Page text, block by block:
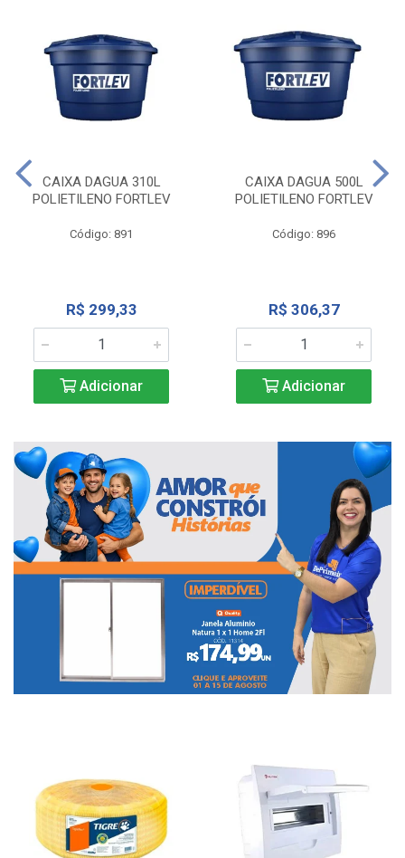
CAIXA DAGUA 310L
POLIETILENO FORTLEV
Código: 891
R$ 299,33
Adicionar
CAIXA DAGUA 500L
POLIETILENO FORTLEV
Código: 896
R$ 306,37
Adicionar